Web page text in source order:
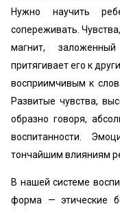
Нужно научить
сопереживать.
магнит,
притягивает его к
восприимчивым к
Развитые чувства,
образно говоря,
воспитанности.
тончайшим влияниям
В нашей системе
форма — этические